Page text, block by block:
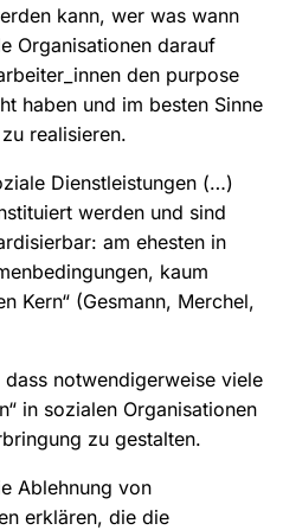
kann, wer was wann
Organisationen darauf
den purpose
haben und im besten Sinne
realisieren.
Dienstleistungen (…)
werden und sind
am ehesten in
kaum
Kern“ (Gesmann, Merchel,
notwendigerweise viele
in sozialen Organisationen
zu gestalten.
Ablehnung von
erklären, die die